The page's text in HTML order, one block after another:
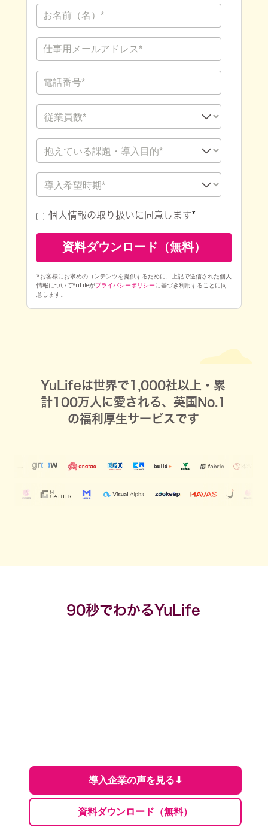
個人情報の取り扱いに同意します*
*お客様にお求めのコンテンツを提供するために、上記で送信された個人
情報についてYuLifeがプライバシーポリシーに基づき利用することに同
意します。
YuLifeは世界で1,000社以上・累
計100万人に愛される、英国No.1
の福利厚生サービスです
90秒でわかるYuLife
導入企業の声を見る⬇︎
資料ダウンロード（無料）